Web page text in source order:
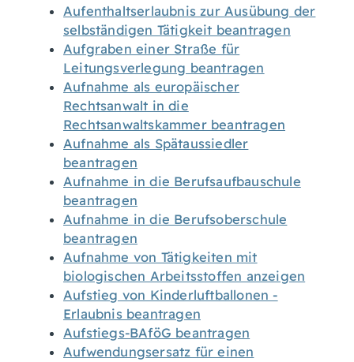
Aufenthaltserlaubnis zur Ausübung der
selbständigen Tätigkeit beantragen
Aufgraben einer Straße für
Leitungsverlegung beantragen
Aufnahme als europäischer
Rechtsanwalt in die
Rechtsanwaltskammer beantragen
Aufnahme als Spätaussiedler
beantragen
Aufnahme in die Berufsaufbauschule
beantragen
Aufnahme in die Berufsoberschule
beantragen
Aufnahme von Tätigkeiten mit
biologischen Arbeitsstoffen anzeigen
Aufstieg von Kinderluftballonen -
Erlaubnis beantragen
Aufstiegs-BAföG beantragen
Aufwendungsersatz für einen